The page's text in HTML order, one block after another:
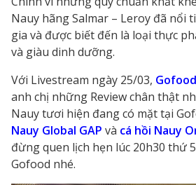
Nauy hãng Salmar – Leroy đã nổi
gia và được biết đến là loại thực
và giàu dinh dưỡng.
Với Livestream ngày 25/03, Gofood
anh chị những Review chân thật
Nauy tươi hiện đang có mặt tại
Nauy Global GAP và cá hồi Nauy
đừng quen lịch hẹn lúc 20h30 thứ
Gofood nhé.